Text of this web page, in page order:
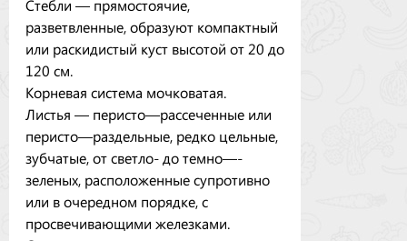
Стебли — прямостоячие,
разветвленные, образуют компактный
или раскидистый куст высотой от 20 до
120 см.
Корневая система мочковатая.
Листья — перисто—рассеченные или
перисто—раздельные, редко цельные,
зубчатые, от светло- до темно—-
зеленых, расположенные супротивно
или в очередном порядке, с
просвечивающими железками.